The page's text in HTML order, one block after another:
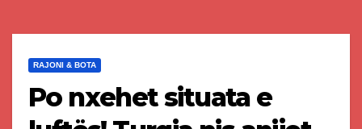
RAJONI & BOTA
Po nxehet situata e